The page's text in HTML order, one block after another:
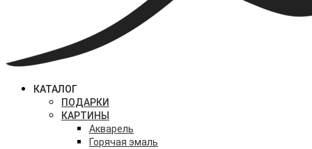
КАТАЛОГ
ПОДАРКИ
КАРТИНЫ
Акварель
Горячая эмаль